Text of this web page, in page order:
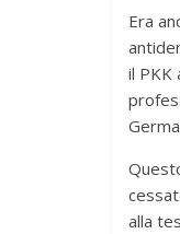
Era
il PKK
alla